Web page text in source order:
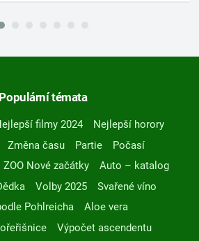
Populární témata
filmy 2024
Nejlepší horory
Změna času Partie
Počasí
ZOO Nové začátky
Auto – katalog
Volby 2025
Svařené víno
Pohlreicha
Aloe vera
Výpočet ascendentu